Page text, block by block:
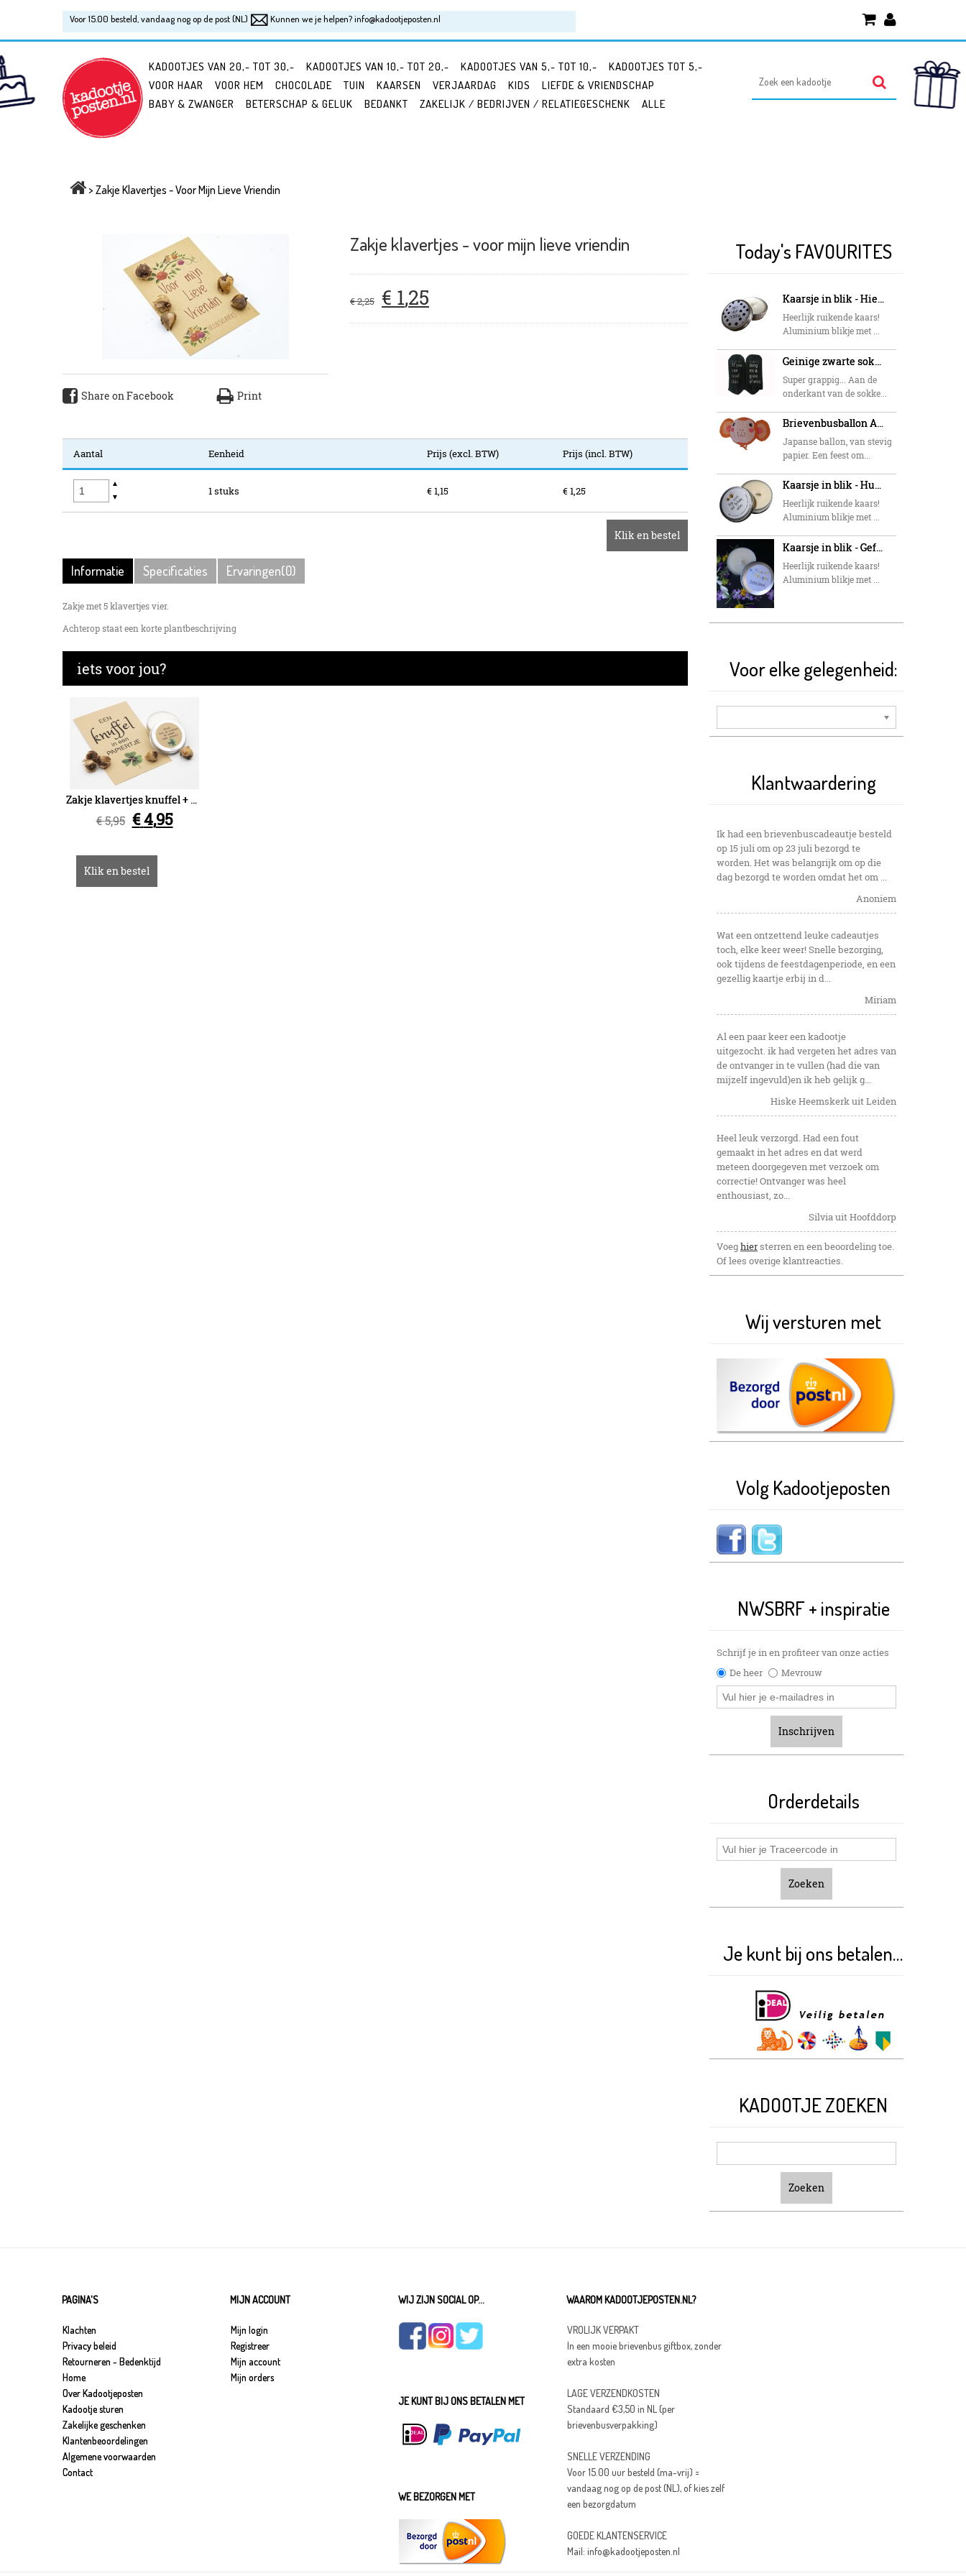
Voor 15.00 besteld, vandaag nog op de post (NL) Kunnen we je helpen? info@kadootjeposten.nl
KADOOTJES VAN 20,- TOT 30,- KADOOTJES VAN 10,- TOT 20,- KADOOTJES VAN 5,- TOT 10,-
KADOOTJES TOT 5,-
VOOR HAAR
VOOR HEM CHOCOLADE TUIN KAARSEN VERJAARDAG KIDS
LIEFDE & VRIENDSCHAP
BABY & ZWANGER
BETERSCHAP & GELUK BEDANKT ZAKELIJK / BEDRIJVEN / RELATIEGESCHENK ALLE
> Zakje Klavertjes - Voor Mijn Lieve Vriendin
Share on Facebook Print
Zakje klavertjes - voor mijn lieve vriendin
€2,25 € 1,25
Aantal Eenheid Prijs (excl. BTW) Prijs (incl. BTW)
▲
▼
1 stuks € 1,15 € 1,25
Klik en bestel
Informatie Specificaties Ervaringen(0)
Zakje met 5 klavertjes vier.
Achterop staat een korte plantbeschrijving
iets voor jou?
Zakje klavertjes knuffel + kaarsje geluk kun je planten
€5,95 €4,95
Klik en bestel
Today's FAVOURITES
Kaarsje in blik - Hiep Hiep Hoera
Heerlijk ruikende kaars!
Aluminium blikje met ...
Geinige zwarte sokken - tekst wijn
Super grappig... Aan de
onderkant van de sokke...
Brievenbusballon AAP
Japanse ballon, van stevig
papier. Een feest om...
Kaarsje in blik - Hugs and kisses
Heerlijk ruikende kaars!
Aluminium blikje met ...
Kaarsje in blik - Gefeliciteerd slinger
Heerlijk ruikende kaars!
Aluminium blikje met ...
Voor elke gelegenheid:
Klantwaardering
Ik had een brievenbuscadeautje besteld
op 15 juli om op 23 juli bezorgd te
worden. Het was belangrijk om op die
dag bezorgd te worden omdat het om ...
Anoniem
Wat een ontzettend leuke cadeautjes
toch, elke keer weer! Snelle bezorging,
ook tijdens de feestdagenperiode, en een
gezellig kaartje erbij in d...
Miriam
Al een paar keer een kadootje
uitgezocht. ik had vergeten het adres van
de ontvanger in te vullen (had die van
mijzelf ingevuld)en ik heb gelijk g...
Hiske Heemskerk uit Leiden
Heel leuk verzorgd. Had een fout
gemaakt in het adres en dat werd
meteen doorgegeven met verzoek om
correctie! Ontvanger was heel
enthousiast, zo...
Silvia uit Hoofddorp
Voeghier sterren en een beoordeling toe.
Of lees overige klantreacties.
Wij versturen met
Volg Kadootjeposten
NWSBRF + inspiratie
Schrijf je in en profiteer van onze acties
De heer
Mevrouw
Inschrijven
Orderdetails
Zoeken
Je kunt bij ons betalen met:
KADOOTJE ZOEKEN
Zoeken
PAGINA'S
Klachten
Privacy beleid
Retourneren - Bedenktijd
Home
Over Kadootjeposten
Kadootje sturen
Zakelijke geschenken
Klantenbeoordelingen
Algemene voorwaarden
Contact
MIJN ACCOUNT
Mijn login
Registreer
Mijn account
Mijn orders
WIJ ZIJN SOCIAL OP...
JE KUNT BIJ ONS BETALEN MET
WE BEZORGEN MET
WAAROM KADOOTJEPOSTEN.NL?
VROLIJK VERPAKT
In een mooie brievenbus giftbox, zonder
extra kosten
LAGE VERZENDKOSTEN
Standaard €3,50 in NL (per
brievenbusverpakking)
SNELLE VERZENDING
Voor 15.00 uur besteld (ma-vrij) =
vandaag nog op de post (NL), of kies zelf
een bezorgdatum
GOEDE KLANTENSERVICE
Mail: info@kadootjeposten.nl